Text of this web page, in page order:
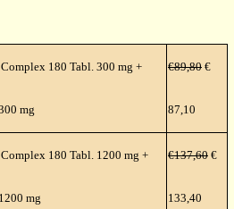
180 Tabl. 300 mg +
mg
€89,80 €
87,10
180 Tabl. 1200 mg +
mg
€137,60 €
133,40